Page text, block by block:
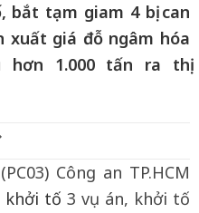
bắt tạm giam 4 bị can
xuất giá đỗ ngâm hóa
1.000 tấn ra thị
Công an TP.HCM
khởi tố 3 vụ án, khởi tố